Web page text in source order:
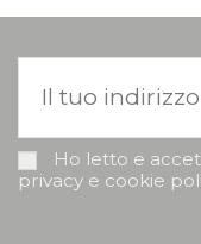
Ho letto e
privacy e cookie